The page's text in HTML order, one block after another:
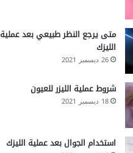
متى يرجع النظر طبيعي بعد عملية
الليزك
26 ديسمبر 2021
شروط عملية الليزر للعيون
18 ديسمبر 2021
استخدام الجوال بعد عملية الليزك